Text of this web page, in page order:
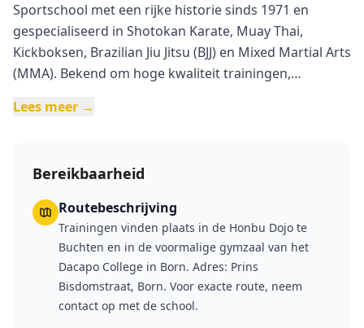
Sportschool met een rijke historie sinds 1971 en
gespecialiseerd in Shotokan Karate, Muay Thai,
Kickboksen, Brazilian Jiu Jitsu (BJJ) en Mixed Martial Arts
(MMA). Bekend om hoge kwaliteit trainingen,
Trainingen voor alle leeftijden vanaf 5 jaar, van
Lees meer →
Bereikbaarheid
Routebeschrijving
Trainingen vinden plaats in de Honbu Dojo te
Buchten en in de voormalige gymzaal van het
Dacapo College in Born. Adres: Prins
Bisdomstraat, Born. Voor exacte route, neem
contact op met de school.